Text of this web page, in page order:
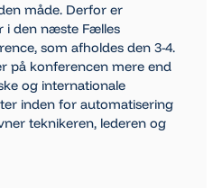
måde. Derfor er
i den næste Fælles
som afholdes den 3-4.
på konferencen mere end
og internationale
inden for automatisering
teknikeren, lederen og